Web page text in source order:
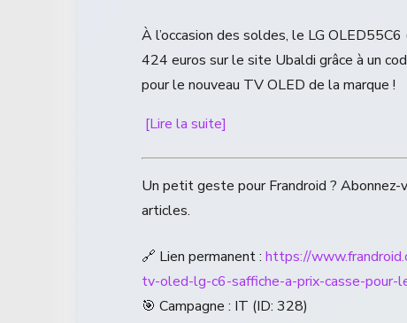
À l’occasion des soldes, le LG
424 euros sur le site Ubaldi grâce à un
pour le nouveau TV OLED de la marque !
[Lire la suite]
Un petit geste pour Frandroid ? Abonnez-
articles.
🔗 Lien permanent : https://
tv-oled-lg-c6-saffiche-a-prix-casse-pour-
🎯 Campagne : IT (ID: 328)